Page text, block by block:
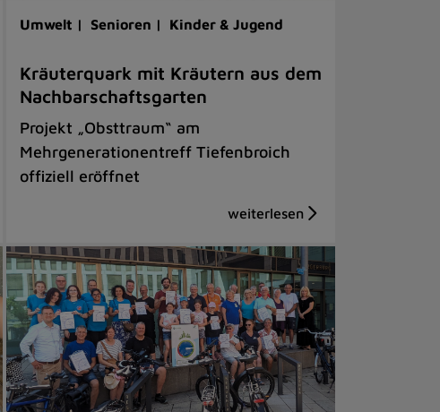
Umwelt | Senioren | Kinder & Jugend
Kräuterquark mit Kräutern aus dem
Nachbarschaftsgarten
Projekt „Obsttraum“ am
Mehrgenerationentreff Tiefenbroich
offiziell eröffnet